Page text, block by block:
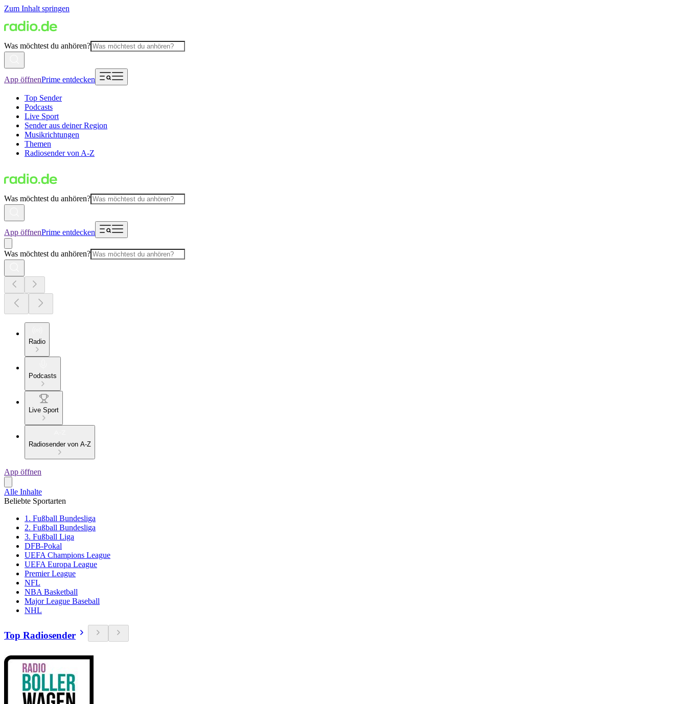
Zum Inhalt springen
Was möchtest du anhören?
App öffnenPrime entdecken
Top Sender
Podcasts
Live Sport
Sender aus deiner Region
Musikrichtungen
Themen
Radiosender von A-Z
Was möchtest du anhören?
App öffnenPrime entdecken
Was möchtest du anhören?
Radio
Podcasts
Live Sport
Radiosender von A-Z
App öffnen
Alle Inhalte
Beliebte Sportarten
1. Fußball Bundesliga
2. Fußball Bundesliga
3. Fußball Liga
DFB-Pokal
UEFA Champions League
UEFA Europa League
Premier League
NFL
NBA Basketball
Major League Baseball
NHL
Top Radiosender